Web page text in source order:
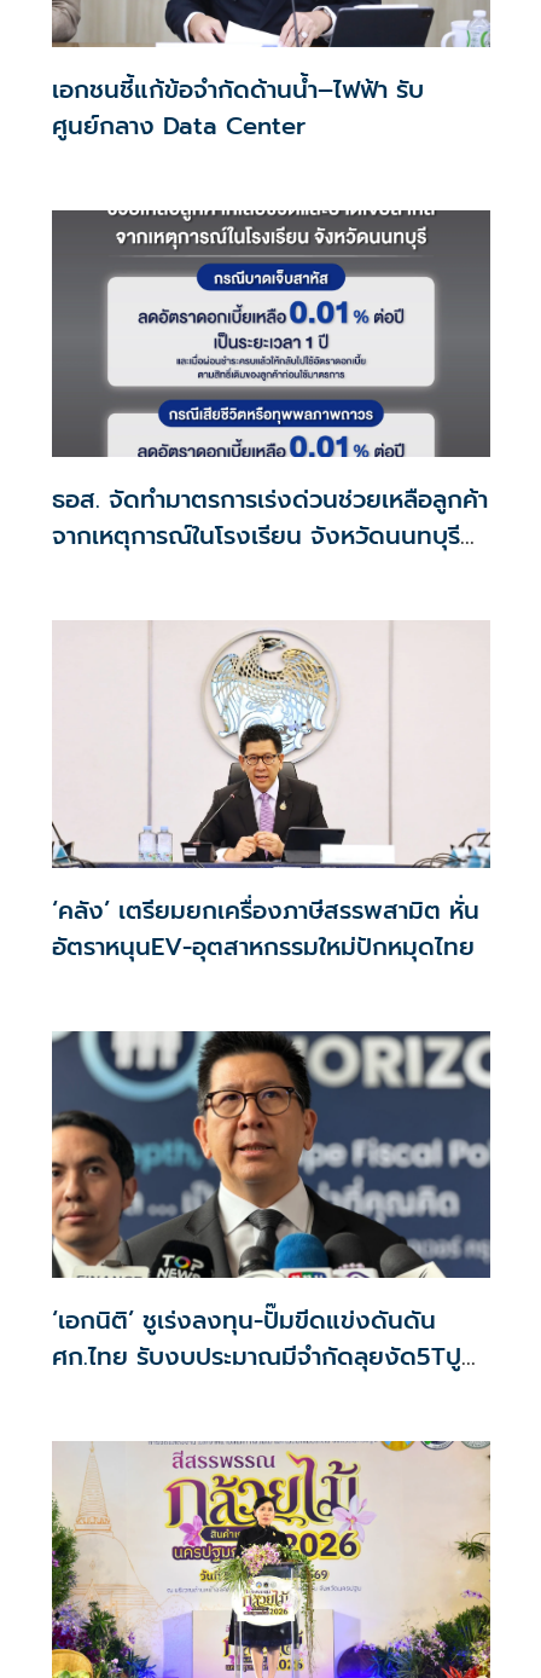
เอกชนชี้แก้ข้อจำกัดด้านน้ำ–ไฟฟ้า รับ
ศูนย์กลาง Data Center
ธอส. จัดทำมาตรการเร่งด่วนช่วยเหลือลูกค้า
จากเหตุการณ์ในโรงเรียน จังหวัดนนทบุรี
‘คลัง’ เตรียมยกเครื่องภาษีสรรพสามิต หั่น
อัตราหนุนEV-อุตสาหกรรมใหม่ปักหมุดไทย
‘เอกนิติ’ ชูเร่งลงทุน-ปั๊มขีดแข่งดันดัน
ศก.ไทย รับงบประมาณมีจำกัดลุยงัด5Tปู